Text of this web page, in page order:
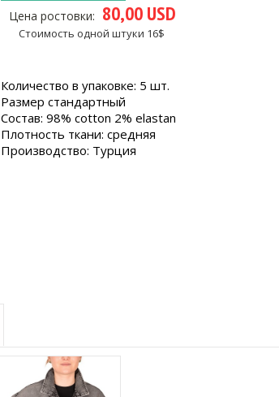
Цена ростовки: 80,00 USD
Стоимость одной штуки 16$
Количество в упаковке: 5 шт.
Размер стандартный
Состав: 98% cotton 2% elastan
Плотность ткани: средняя
Производство: Турция